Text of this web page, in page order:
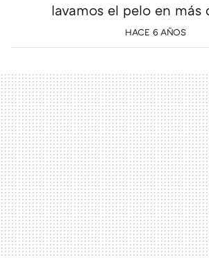
lavamos el pelo en más
HACE 6 AÑOS